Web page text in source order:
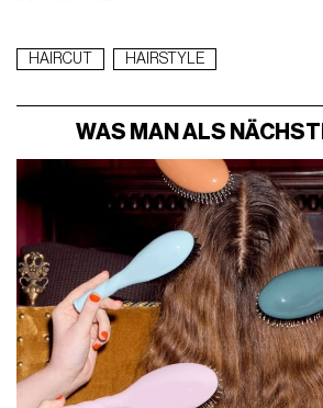
HAIRCUT HAIRSTYLE
WAS MAN ALS